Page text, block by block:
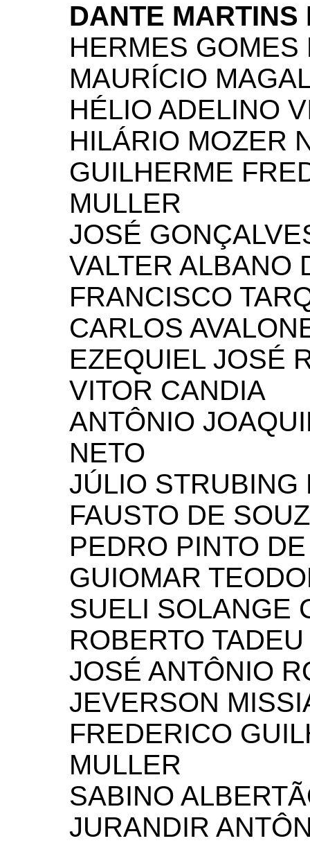
DANTE MARTINS
HERMES GOMES
MAURÍCIO
HÉLIO ADELINO
HILÁRIO MOZER
GUILHERME
MULLER
JOSÉ
VALTER ALBANO
FRANCISCO
CARLOS
EZEQUIEL JOSÉ
VITOR CANDIA
ANTÔNIO
NETO
JÚLIO STRUBING
FAUSTO DE
PEDRO PINTO
GUIOMAR
SUELI SOLANGE
ROBERTO
JOSÉ ANTÔNIO
JEVERSON
FREDERICO
MULLER
SABINO
JURANDIR